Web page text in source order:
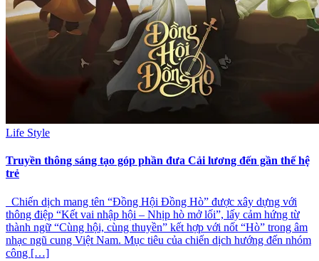
Life Style
Truyền thông sáng tạo góp phần đưa Cải lương đến gần thế hệ
trẻ
Chiến dịch mang tên “Đồng Hội Đồng Hò” được xây dựng với
thông điệp “Kết vai nhập hội – Nhịp hò mở lối”, lấy cảm hứng từ
thành ngữ “Cùng hội, cùng thuyền” kết hợp với nốt “Hò” trong âm
nhạc ngũ cung Việt Nam. Mục tiêu của chiến dịch hướng đến nhóm
công […]